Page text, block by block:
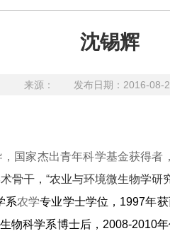
沈锡辉
来源： 发布日期：2016-08-
国家杰出青年科学基金获得者
骨干， “农业与环境微生物学研
系农学专业学士学位， 1997年
物科学系博士后， 2008-2010